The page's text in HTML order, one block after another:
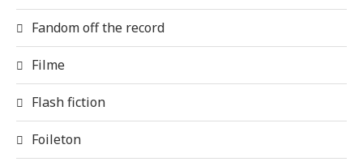
Fandom off the record
Filme
Flash fiction
Foileton